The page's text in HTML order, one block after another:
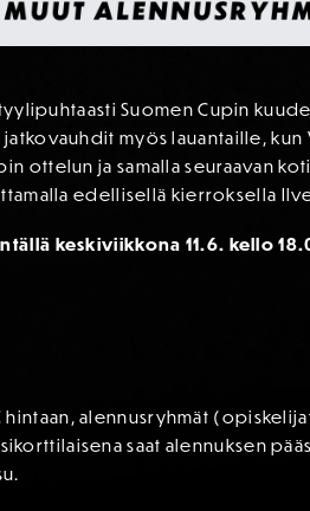
Suomen Cupin
myös lauantaille, kun
ottelun ja samalla seuraavan
edellisellä kierroksella
keskiviikkona 11.6. kello
alennusryhmät
saat alennuksen